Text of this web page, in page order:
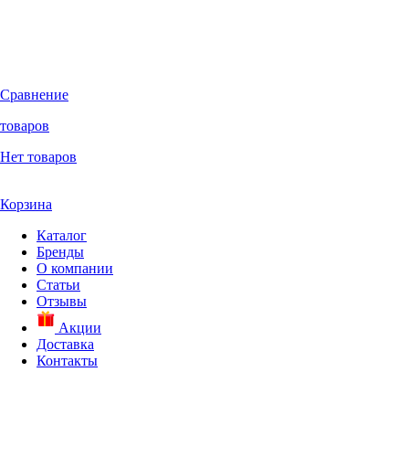
Сравнение
товаров
Нет товаров
Корзина
Каталог
Бренды
О компании
Статьи
Отзывы
Акции
Доставка
Контакты